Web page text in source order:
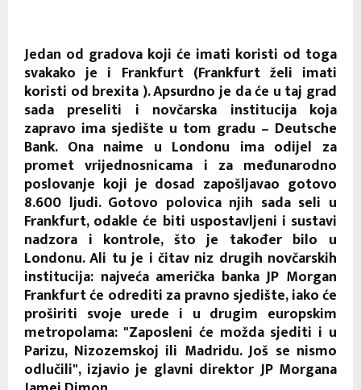
Jedan od gradova koji će imati koristi od toga
svakako je i Frankfurt (Frankfurt želi imati
koristi od brexita ). Apsurdno je da će u taj grad
sada preseliti i novčarska institucija koja
zapravo ima sjedište u tom gradu – Deutsche
Bank. Ona naime u Londonu ima odijel za
promet vrijednosnicama i za međunarodno
poslovanje koji je dosad zapošljavao gotovo
8.600 ljudi. Gotovo polovica njih sada seli u
Frankfurt, odakle će biti uspostavljeni i sustavi
nadzora i kontrole, što je također bilo u
Londonu. Ali tu je i čitav niz drugih novčarskih
institucija: najveća američka banka JP Morgan
Frankfurt će odrediti za pravno sjedište, iako će
proširiti svoje urede i u drugim europskim
metropolama: "Zaposleni će možda sjediti i u
Parizu, Nizozemskoj ili Madridu. Još se nismo
odlučili", izjavio je glavni direktor JP Morgana